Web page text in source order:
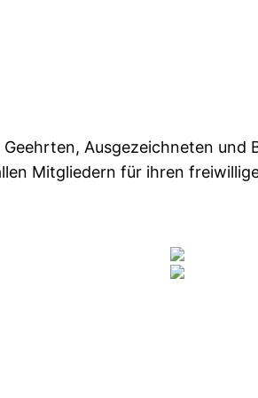
Ausgezeichneten und
Mitgliedern für ihren